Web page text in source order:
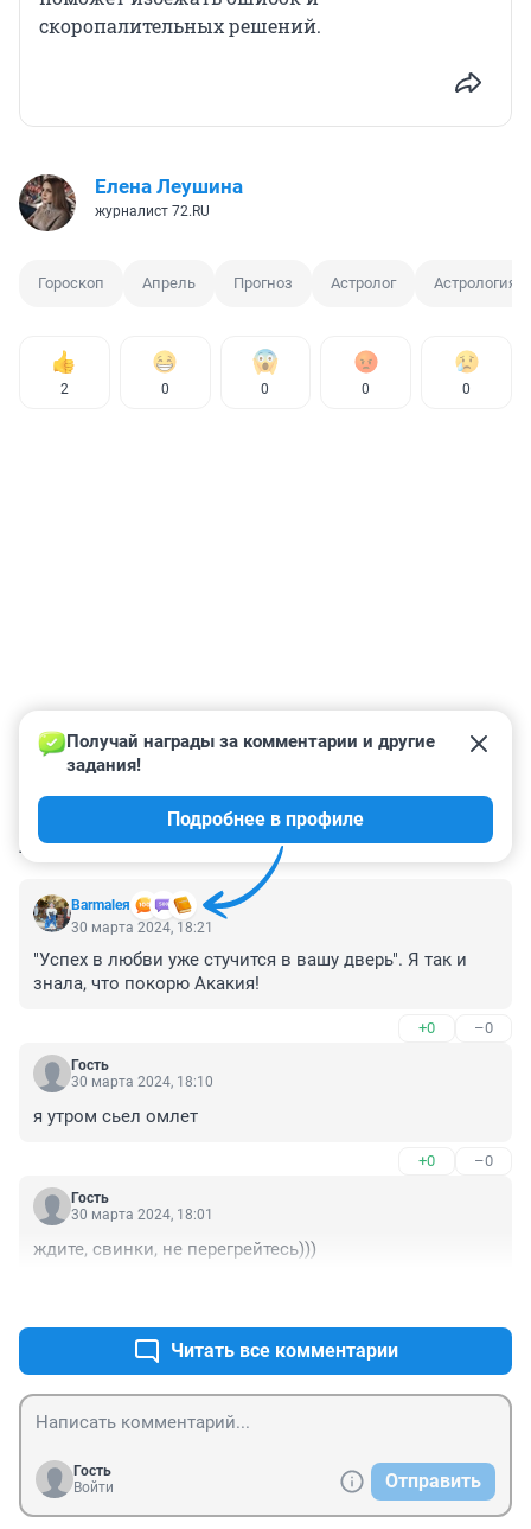
скоропалительных решений.
Елена Леушина
журналист 72.RU
Гороскоп Апрель Прогноз Астролог Астрология
2 0 0 0 0
КОММЕНТАРИИ 6
Barmaleя
Получай награды за комментарии и другие
задания!
Подробнее в профиле
30 марта 2024, 18:21
"Успех в любви уже стучится в вашу дверь". Я так и
знала, что покорю Акакия!
+0 –0
Гость
30 марта 2024, 18:10
я утром сьел омлет
+0 –0
Гость
30 марта 2024, 18:01
ждите, свинки, не перегрейтесь)))
Читать все комментарии
Гость
Войти
Отправить